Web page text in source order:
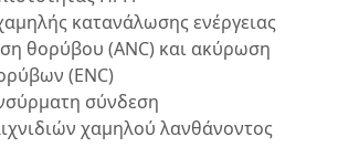
κατανάλωσης ενέργειας
θορύβου (ANC) και ακύρωση
(ENC)
σύνδεση
χαμηλού λανθάνοντος